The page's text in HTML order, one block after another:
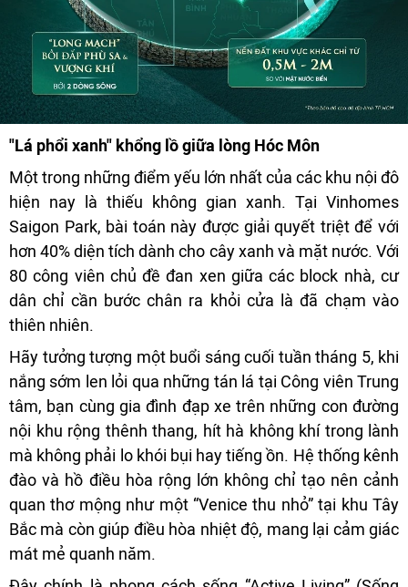
"Lá phổi xanh" khổng lồ giữa lòng Hóc Môn
Một trong những điểm yếu lớn nhất của các khu nội đô
hiện nay là thiếu không gian xanh. Tại Vinhomes
Saigon Park, bài toán này được giải quyết triệt để với
hơn 40% diện tích dành cho cây xanh và mặt nước. Với
80 công viên chủ đề đan xen giữa các block nhà, cư
dân chỉ cần bước chân ra khỏi cửa là đã chạm vào
thiên nhiên.
Hãy tưởng tượng một buổi sáng cuối tuần tháng 5, khi
nắng sớm len lỏi qua những tán lá tại Công viên Trung
tâm, bạn cùng gia đình đạp xe trên những con đường
nội khu rộng thênh thang, hít hà không khí trong lành
mà không phải lo khói bụi hay tiếng ồn. Hệ thống kênh
đào và hồ điều hòa rộng lớn không chỉ tạo nên cảnh
quan thơ mộng như một “Venice thu nhỏ” tại khu Tây
Bắc mà còn giúp điều hòa nhiệt độ, mang lại cảm giác
mát mẻ quanh năm.